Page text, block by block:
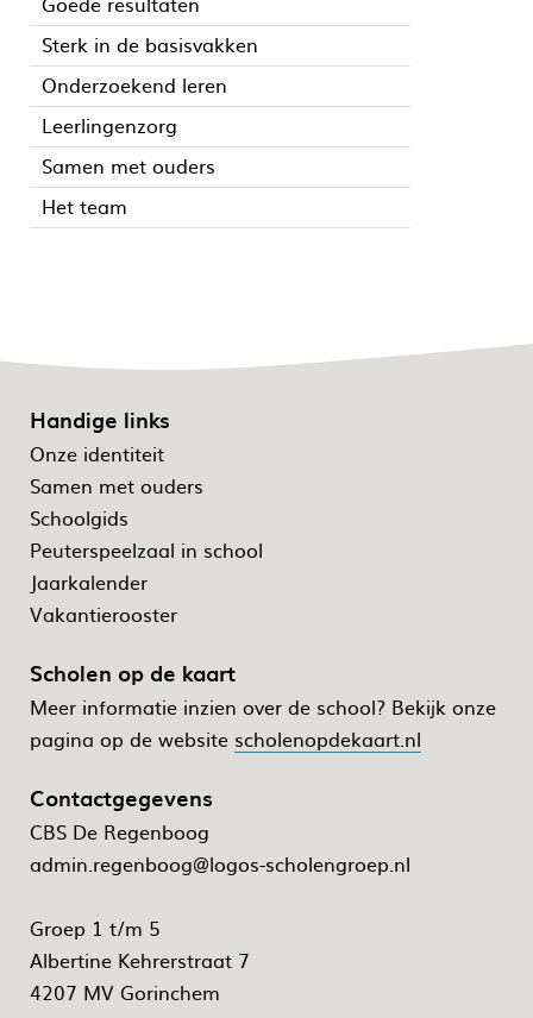
Sterk in de basisvakken
Onderzoekend leren
Leerlingenzorg
Samen met ouders
Het team
Handige links
Onze identiteit
Samen met ouders
Schoolgids
Peuterspeelzaal in school
Jaarkalender
Vakantierooster
Scholen op de kaart
Meer informatie inzien over de school? Bekijk onze
pagina op de website scholenopdekaart.nl
Contactgegevens
CBS De Regenboog
admin.regenboog@logos-scholengroep.nl
Groep 1 t/m 5
Albertine Kehrerstraat 7
4207 MV Gorinchem